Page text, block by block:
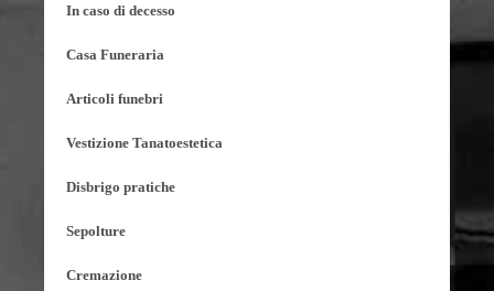
In caso di decesso
Casa Funeraria
Articoli funebri
Vestizione Tanatoestetica
Disbrigo pratiche
Sepolture
Cremazione